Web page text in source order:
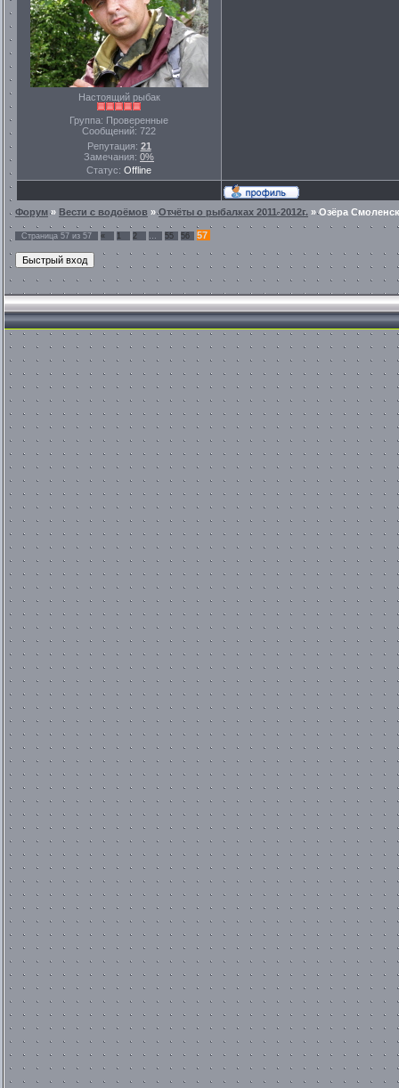
Настоящий рыбак
Группа: Проверенные
Сообщений: 722
Репутация: 21
Замечания: 0%
Статус: Offline
Форум» Вести с водоёмов »Отчёты о рыбалках 2011-2012г. »Озёра
Страница 57 из 57 « 1 2 … 55 56 57